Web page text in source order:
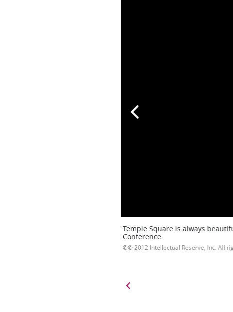
Temple Square is always
Conference.
© 2012 Intellectual Reserve, Inc. All